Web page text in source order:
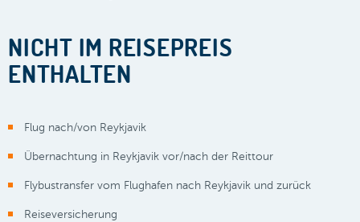
NICHT IM REISEPREIS
ENTHALTEN
Flug nach/von Reykjavik
Übernachtung in Reykjavik vor/nach der Reittour
Flybustransfer vom Flughafen nach Reykjavik und zurück
Reiseversicherung